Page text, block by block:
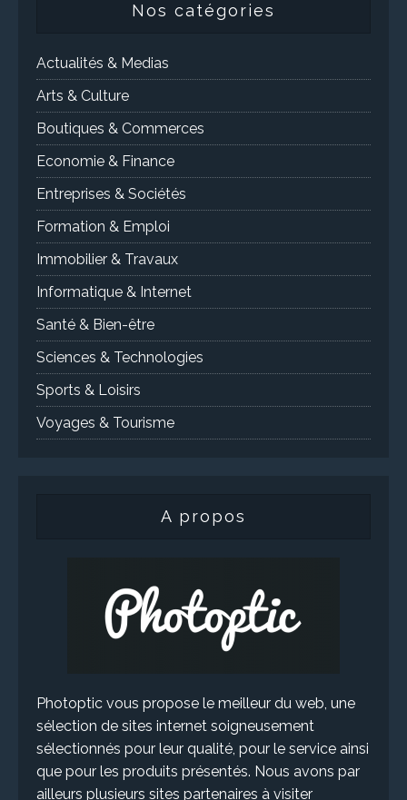
Nos catégories
Actualités & Medias
Arts & Culture
Boutiques & Commerces
Economie & Finance
Entreprises & Sociétés
Formation & Emploi
Immobilier & Travaux
Informatique & Internet
Santé & Bien-être
Sciences & Technologies
Sports & Loisirs
Voyages & Tourisme
A propos
Photoptic vous propose le meilleur du web, une
sélection de sites internet soigneusement
sélectionnés pour leur qualité, pour le service ainsi
que pour les produits présentés. Nous avons par
ailleurs plusieurs sites partenaires à visiter